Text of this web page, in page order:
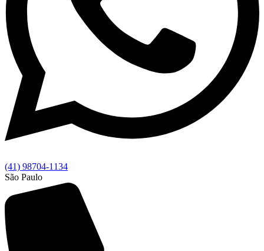
(41) 98704-1134
São Paulo